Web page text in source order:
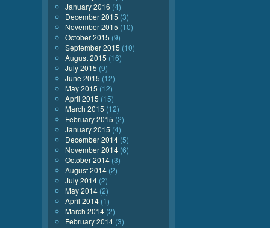
January 2016 (4)
December 2015 (3)
November 2015 (10)
October 2015 (9)
September 2015 (10)
August 2015 (16)
July 2015 (9)
June 2015 (12)
May 2015 (12)
April 2015 (15)
March 2015 (12)
February 2015 (2)
January 2015 (4)
December 2014 (5)
November 2014 (6)
October 2014 (3)
August 2014 (2)
July 2014 (2)
May 2014 (2)
April 2014 (1)
March 2014 (2)
February 2014 (3)